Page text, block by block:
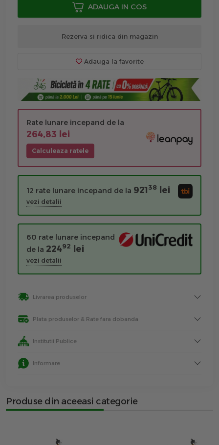
ADAUGA IN COS
Rezerva si ridica din magazin
Adauga la favorite
Rate lunare incepand de la
264,83 lei
Calculeaza ratele
12 rate lunare incepand de la 92138 lei
vezi detalii
60 rate lunare incepand
de la 22492 lei
vezi detalii
Livrarea produselor
Plata produselor & Rate fara dobanda
Institutii Publice
Informare
Produse din aceeasi categorie